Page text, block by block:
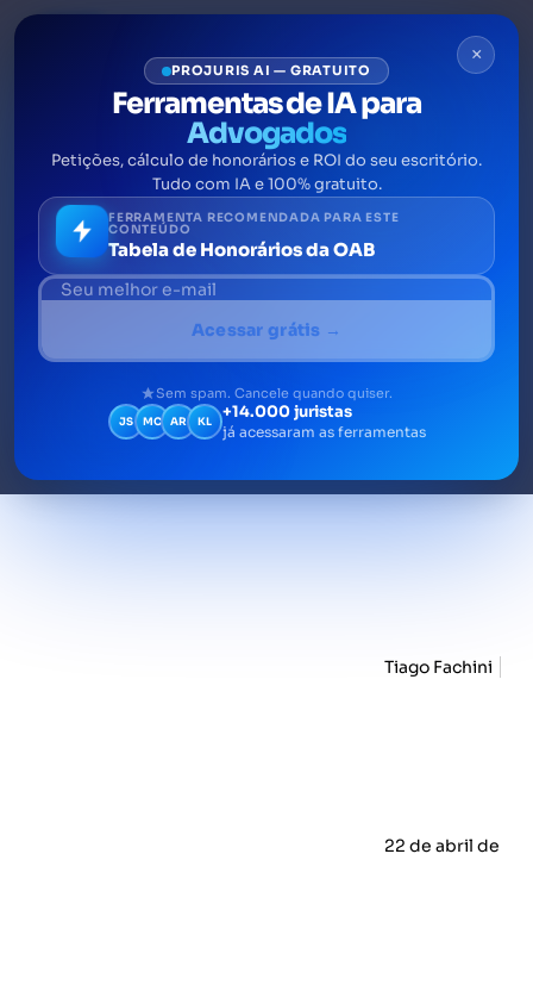
4 dicas que ninguém ensina,
mas que você precisa saber
como advogado
Muitas vezes, os cincos anos de faculdade
não são suficientes para encarar todas as
cobranças e exigências que o mercado de
trabalho faz. Algumas práticas só a vida na
Tiago Fachini
22 de abril de
×
PROJURIS AI — GRATUITO
Ferramentas de IA para
Advogados
Petições, cálculo de honorários e ROI do seu escritório.
Tudo com IA e 100% gratuito.
FERRAMENTA RECOMENDADA PARA ESTE
CONTEÚDO
Tabela de Honorários da OAB
Acessar grátis →
Sem spam. Cancele quando quiser.
JS MC AR KL +14.000 juristas
já acessaram as ferramentas